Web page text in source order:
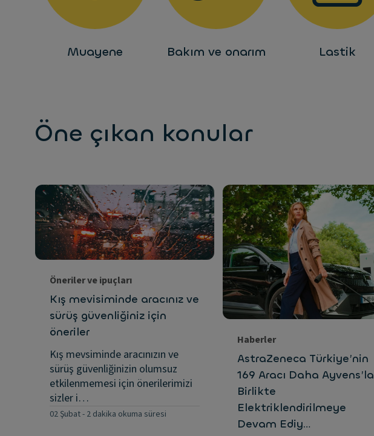
Muayene Bakım ve onarım Lastik
Öne çıkan konular
Öneriler ve ipuçları
Kış mevisiminde aracınız ve
sürüş güvenliğiniz için
öneriler
Kış mevsiminde aracınızın ve
sürüş güvenliğinizin olumsuz
etkilenmemesi için önerilerimizi
sizler i…
02 Şubat- 2 dakika okuma süresi
Haberler
AstraZeneca Türkiye’nin
169 Aracı Daha Ayvens’la
Birlikte
Elektriklendirilmeye
Devam Ediy…